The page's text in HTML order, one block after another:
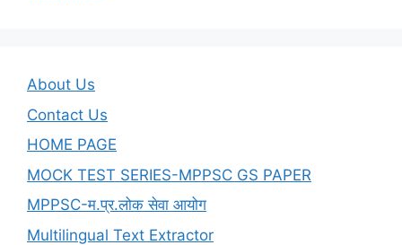
Percentage
About Us
Contact Us
HOME PAGE
MOCK TEST SERIES-MPPSC GS PAPER
MPPSC-म.प्र.लोक सेवा आयोग
Multilingual Text Extractor